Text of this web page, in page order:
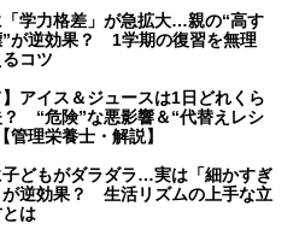
学力格差」が急拡大…親の“高す
”が逆効果？ 1学期の復習を無理
コツ
】アイス＆ジュースは1日どれくら
？ “危険”な悪影響＆“代替えレシ
管理栄養士・解説】
どもがダラダラ…実は「細かすぎ
が逆効果？ 生活リズムの上手な立
は